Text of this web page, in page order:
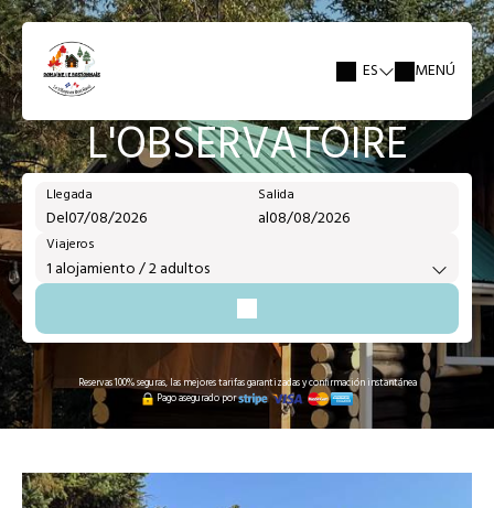
ES MENÚ
L'OBSERVATOIRE
Llegada
Del
Salida
al
Viajeros
1 alojamiento /2adultos
Reservas 100% seguras, las mejores tarifas garantizadas y confirmación instantánea
Pago asegurado por